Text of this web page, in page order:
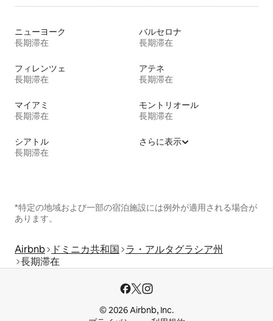
ニューヨーク
長期滞在
バルセロナ
長期滞在
フィレンツェ
長期滞在
アテネ
長期滞在
マイアミ
長期滞在
モントリオール
長期滞在
シアトル
長期滞在
さらに表示
*特定の地域および一部の宿泊施設には例外が適用される場合が
あります。
Airbnb ドミニカ共和国 ラ・アルタグラシア州
長期滞在
© 2026 Airbnb, Inc.